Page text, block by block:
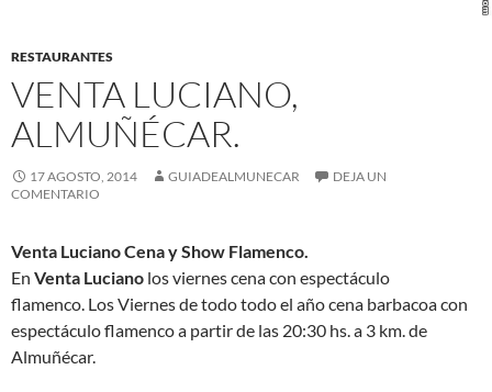
RESTAURANTES
VENTA LUCIANO,
ALMUÑÉCAR.
17 AGOSTO, 2014 GUIADEALMUNECAR
DEJA UN
COMENTARIO
Venta Luciano Cena y Show Flamenco.
En Venta Luciano los viernes cena con espectáculo
flamenco. Los Viernes de todo todo el año cena barbacoa con
espectáculo flamenco a partir de las 20:30 hs. a 3 km. de
Almuñécar.